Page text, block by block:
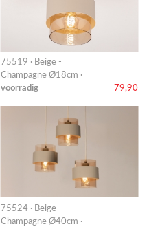
75519 · Beige -
Champagne Ø18cm ·
voorradig
79,90
75524 · Beige -
Champagne Ø40cm ·